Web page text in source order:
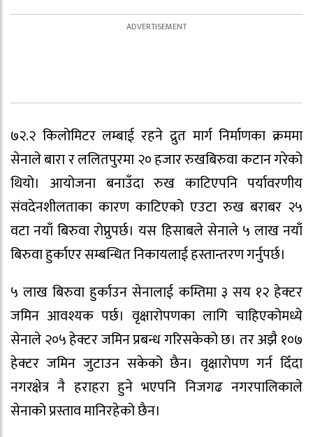
७२.२ किलोमिटर लम्बाई रहने द्रुत मार्ग निर्माणका क्रममा
सेनाले बारा र ललितपुरमा २० हजार रुखबिरुवा कटान गरेको
थियो। आयोजना बनाउँदा रुख काटिएपनि पर्यावरणीय
संवदेनशीलताका कारण काटिएको एउटा रुख बराबर २५
वटा नयाँ बिरुवा रोप्नुपर्छ। यस हिसाबले सेनाले ५ लाख नयाँ
बिरुवा हुर्काएर सम्बन्धित निकायलाई हस्तान्तरण गर्नुपर्छ।
५ लाख बिरुवा हुर्काउन सेनालाई कम्तिमा ३ सय १२ हेक्टर
जमिन आवश्यक पर्छ। वृक्षारोपणका लागि चाहिएकोमध्ये
सेनाले २०५ हेक्टर जमिन प्रबन्ध गरिसकेको छ। तर अझै १०७
हेक्टर जमिन जुटाउन सकेको छैन। वृक्षारोपण गर्न दिँदा
नगरक्षेत्र नै हराहरा हुने भएपनि निजगढ नगरपालिकाले
सेनाको प्रस्ताव मानिरहेको छैन।